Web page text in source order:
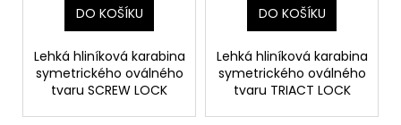
DO KOŠÍKU
Lehká hliníková karabina
symetrického oválného
tvaru SCREW LOCK
DO KOŠÍKU
Lehká hliníková karabina
symetrického oválného
tvaru TRIACT LOCK